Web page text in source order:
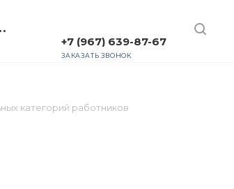
+7 (967) 639-87-67
ЗАКАЗАТЬ ЗВОНОК
категорий работников